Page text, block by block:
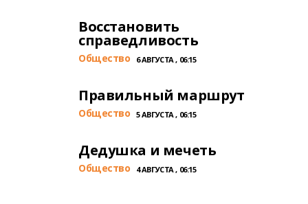
Восстановить
справедливость
Общество 6 АВГУСТА , 06:15
Правильный маршрут
Общество 5 АВГУСТА , 06:15
Дедушка и мечеть
Общество 4 АВГУСТА , 06:15